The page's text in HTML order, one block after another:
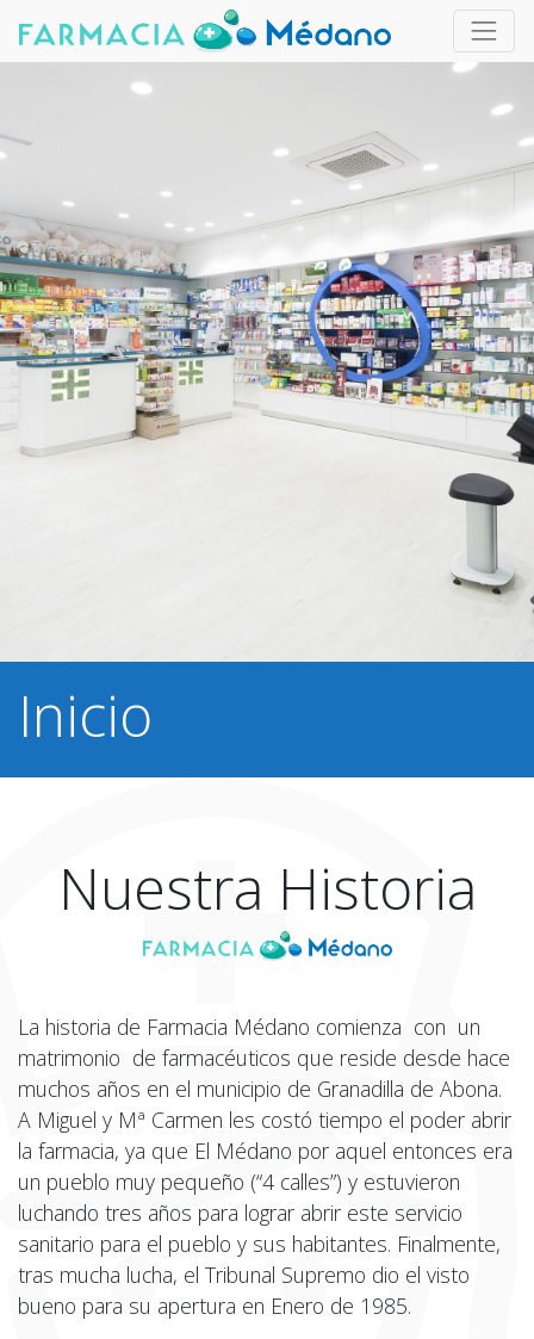
Inicio
Nuestra Historia
La historia de Farmacia Médano comienza con un
matrimonio de farmacéuticos que reside desde hace
muchos años en el municipio de Granadilla de Abona.
A Miguel y Mª Carmen les costó tiempo el poder abrir
la farmacia, ya que El Médano por aquel entonces era
un pueblo muy pequeño (“4 calles”) y estuvieron
luchando tres años para lograr abrir este servicio
sanitario para el pueblo y sus habitantes. Finalmente,
tras mucha lucha, el Tribunal Supremo dio el visto
bueno para su apertura en Enero de 1985.